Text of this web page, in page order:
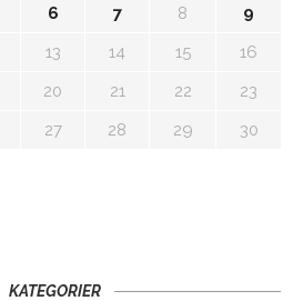
6 7 8
9
13 14 15
16
20 21 22
23
27 28 29
30
KATEGORIER